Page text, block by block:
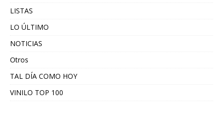
LISTAS
LO ÚLTIMO
NOTICIAS
Otros
TAL DÍA COMO HOY
VINILO TOP 100